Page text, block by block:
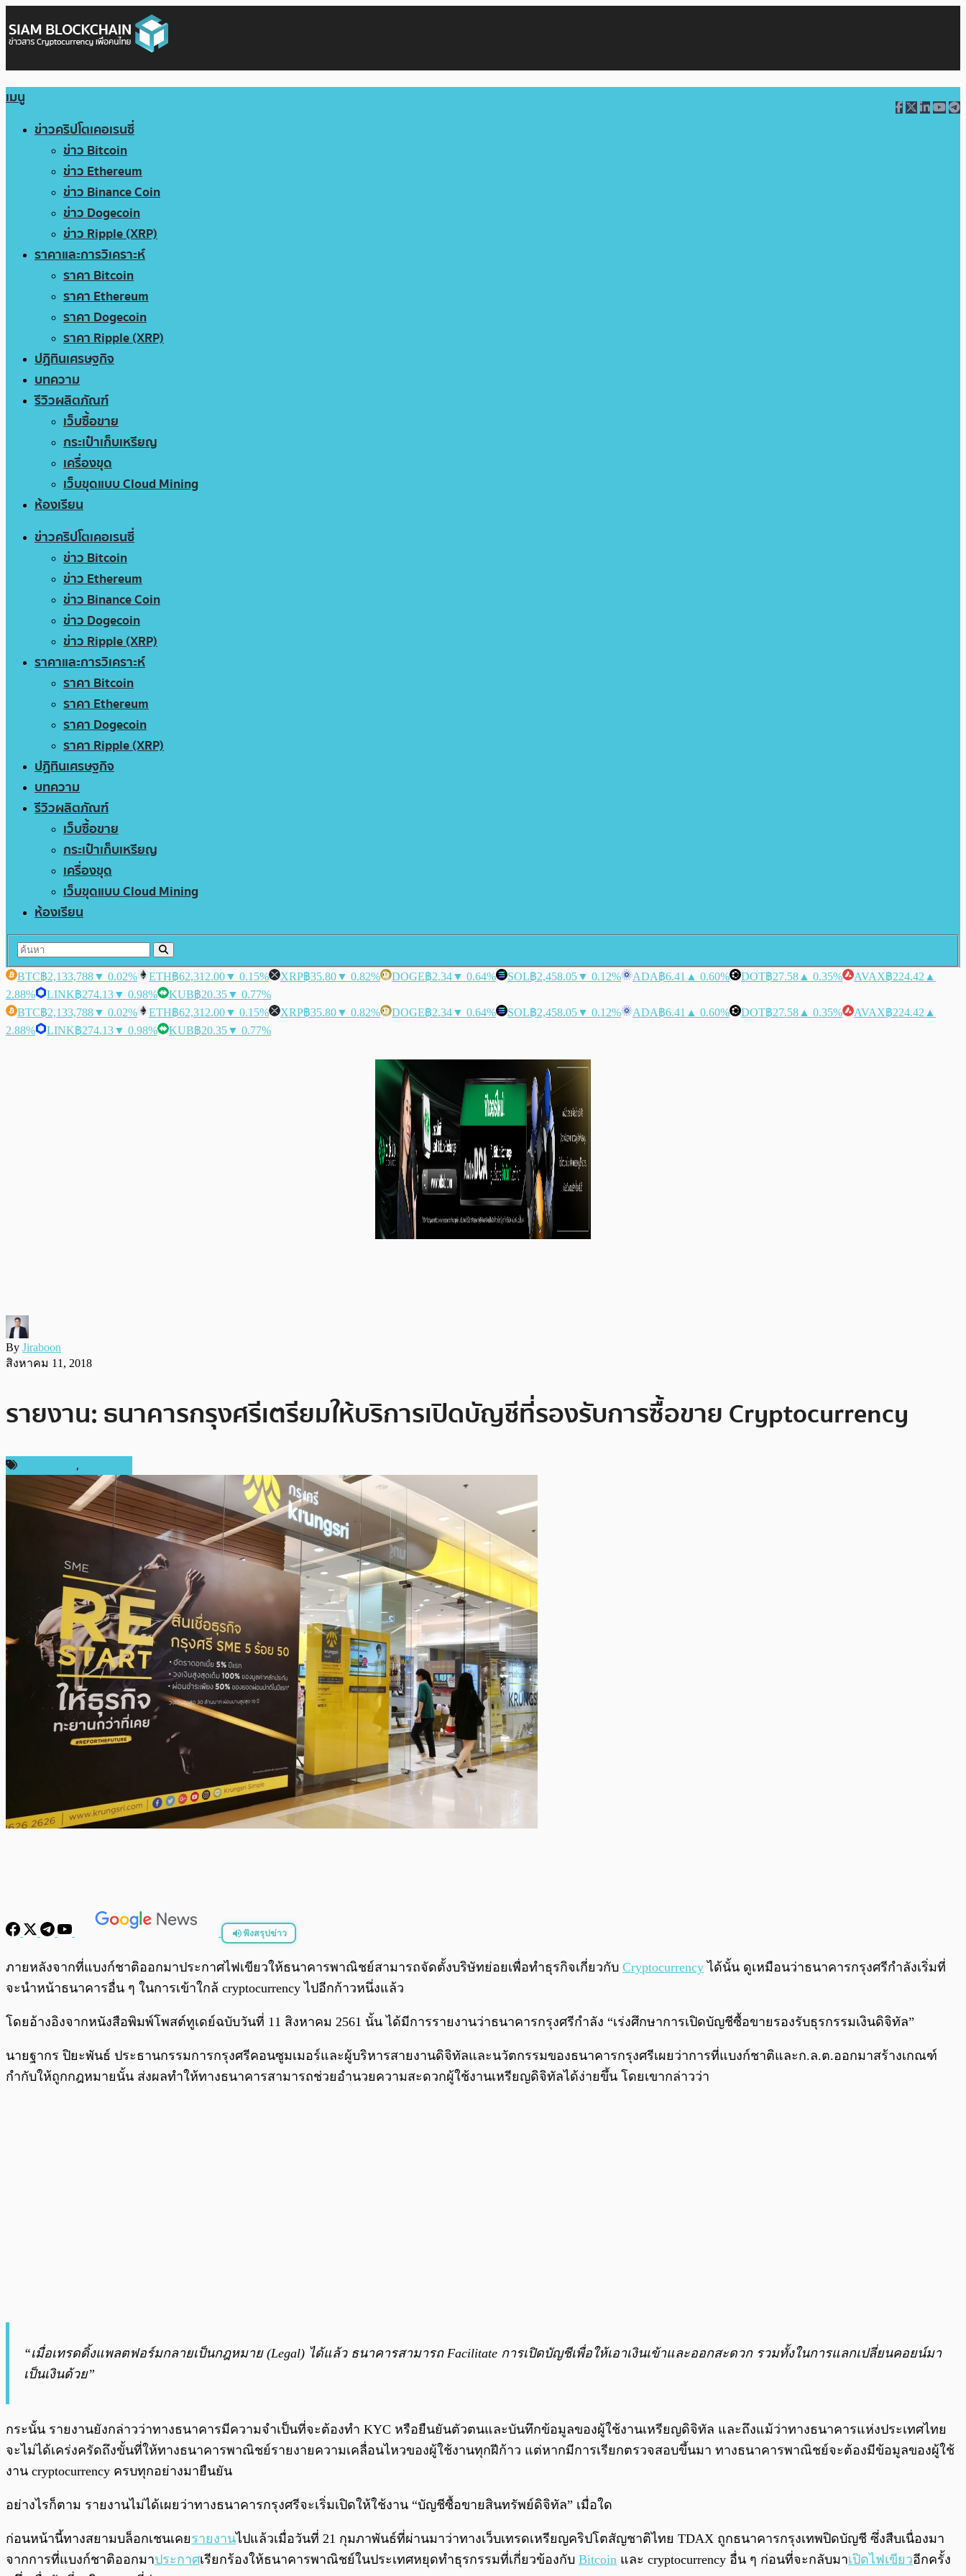
เมนู
ข่าวคริปโตเคอเรนซี่
ข่าว Bitcoin
ข่าว Ethereum
ข่าว Binance Coin
ข่าว Dogecoin
ข่าว Ripple (XRP)
ราคาและการวิเคราะห์
ราคา Bitcoin
ราคา Ethereum
ราคา Dogecoin
ราคา Ripple (XRP)
ปฏิทินเศรษฐกิจ
บทความ
รีวิวผลิตภัณฑ์
เว็บซื้อขาย
กระเป๋าเก็บเหรียญ
เครื่องขุด
เว็บขุดแบบ Cloud Mining
ห้องเรียน
ข่าวคริปโตเคอเรนซี่
ข่าว Bitcoin
ข่าว Ethereum
ข่าว Binance Coin
ข่าว Dogecoin
ข่าว Ripple (XRP)
ราคาและการวิเคราะห์
ราคา Bitcoin
ราคา Ethereum
ราคา Dogecoin
ราคา Ripple (XRP)
ปฏิทินเศรษฐกิจ
บทความ
รีวิวผลิตภัณฑ์
เว็บซื้อขาย
กระเป๋าเก็บเหรียญ
เครื่องขุด
เว็บขุดแบบ Cloud Mining
ห้องเรียน
BTC฿2,133,788▼ 0.02% ETH฿62,312.00▼ 0.15% XRP฿35.80▼ 0.82% DOGE฿2.34▼ 0.64% SOL฿2,458.05▼ 0.12% ADA฿6.41 ▲ 0.60% DOT฿27.58 ▲ 0.35% AVAX฿224.42 ▲
2.88%
LINK฿274.13▼ 0.98% KUB฿20.35▼ 0.77%
BTC฿2,133,788▼ 0.02% ETH฿62,312.00▼ 0.15% XRP฿35.80▼ 0.82% DOGE฿2.34▼ 0.64% SOL฿2,458.05▼ 0.12% ADA฿6.41 ▲ 0.60% DOT฿27.58 ▲ 0.35% AVAX฿224.42 ▲
2.88%
LINK฿274.13▼ 0.98% KUB฿20.35▼ 0.77%
By Jiraboon
สิงหาคม 11, 2018
รายงาน: ธนาคารกรุงศรีเตรียมให้บริการเปิดบัญชีที่รองรับการซื้อขาย Cryptocurrency
,
ฟังสรุปข่าว
พร้อมเล่น /0:00
ภายหลังจากที่แบงก์ชาติออกมาประกาศไฟเขียวให้ธนาคารพาณิชย์สามารถจัดตั้งบริษัทย่อยเพื่อทำธุรกิจเกี่ยวกับ Cryptocurrency ได้นั้น ดูเหมือนว่าธนาคารกรุงศรีกำลังเริ่มที่
จะนำหน้าธนาคารอื่น ๆ ในการเข้าใกล้ cryptocurrency ไปอีกก้าวหนึ่งแล้ว
โดยอ้างอิงจากหนังสือพิมพ์โพสต์ทูเดย์ฉบับวันที่ 11 สิงหาคม 2561 นั้น ได้มีการรายงานว่าธนาคารกรุงศรีกำลัง “เร่งศึกษาการเปิดบัญชีซื้อขายรองรับธุรกรรมเงินดิจิทัล”
นายฐากร ปิยะพันธ์ ประธานกรรมการกรุงศรีคอนซูมเมอร์และผู้บริหารสายงานดิจิทัลและนวัตกรรมของธนาคารกรุงศรีเผยว่าการที่แบงก์ชาติและก.ล.ต.ออกมาสร้างเกณฑ์
กำกับให้ถูกกฎหมายนั้น ส่งผลทำให้ทางธนาคารสามารถช่วยอำนวยความสะดวกผู้ใช้งานเหรียญดิจิทัลได้ง่ายขึ้น โดยเขากล่าวว่า
“เมื่อเทรดดิ้งแพลตฟอร์มกลายเป็นกฎหมาย (Legal) ได้แล้ว ธนาคารสามารถ Facilitate การเปิดบัญชีเพื่อให้เอาเงินเข้าและออกสะดวก รวมทั้งในการแลกเปลี่ยนคอยน์มา
เป็นเงินด้วย”
กระนั้น รายงานยังกล่าวว่าทางธนาคารมีความจำเป็นที่จะต้องทำ KYC หรือยืนยันตัวตนและบันทึกข้อมูลของผู้ใช้งานเหรียญดิจิทัล และถึงแม้ว่าทางธนาคารแห่งประเทศไทย
จะไม่ได้เคร่งครัดถึงขั้นที่ให้ทางธนาคารพาณิชย์รายงายความเคลื่อนไหวของผู้ใช้งานทุกฝีก้าว แต่หากมีการเรียกตรวจสอบขึ้นมา ทางธนาคารพาณิชย์จะต้องมีข้อมูลของผู้ใช้
งาน cryptocurrency ครบทุกอย่างมายืนยัน
อย่างไรก็ตาม รายงานไม่ได้เผยว่าทางธนาคารกรุงศรีจะเริ่มเปิดให้ใช้งาน “บัญชีซื้อขายสินทรัพย์ดิจิทัล” เมื่อใด
ก่อนหน้านี้ทางสยามบล็อกเชนเคยรายงานไปแล้วเมื่อวันที่ 21 กุมภาพันธ์ที่ผ่านมาว่าทางเว็บเทรดเหรียญคริปโตสัญชาติไทย TDAX ถูกธนาคารกรุงเทพปิดบัญชี ซึ่งสืบเนื่องมา
จากการที่แบงก์ชาติออกมาประกาศเรียกร้องให้ธนาคารพาณิชย์ในประเทศหยุดทำธุรกรรมที่เกี่ยวข้องกับ Bitcoin และ cryptocurrency อื่น ๆ ก่อนที่จะกลับมาเปิดไฟเขียวอีกครั้ง